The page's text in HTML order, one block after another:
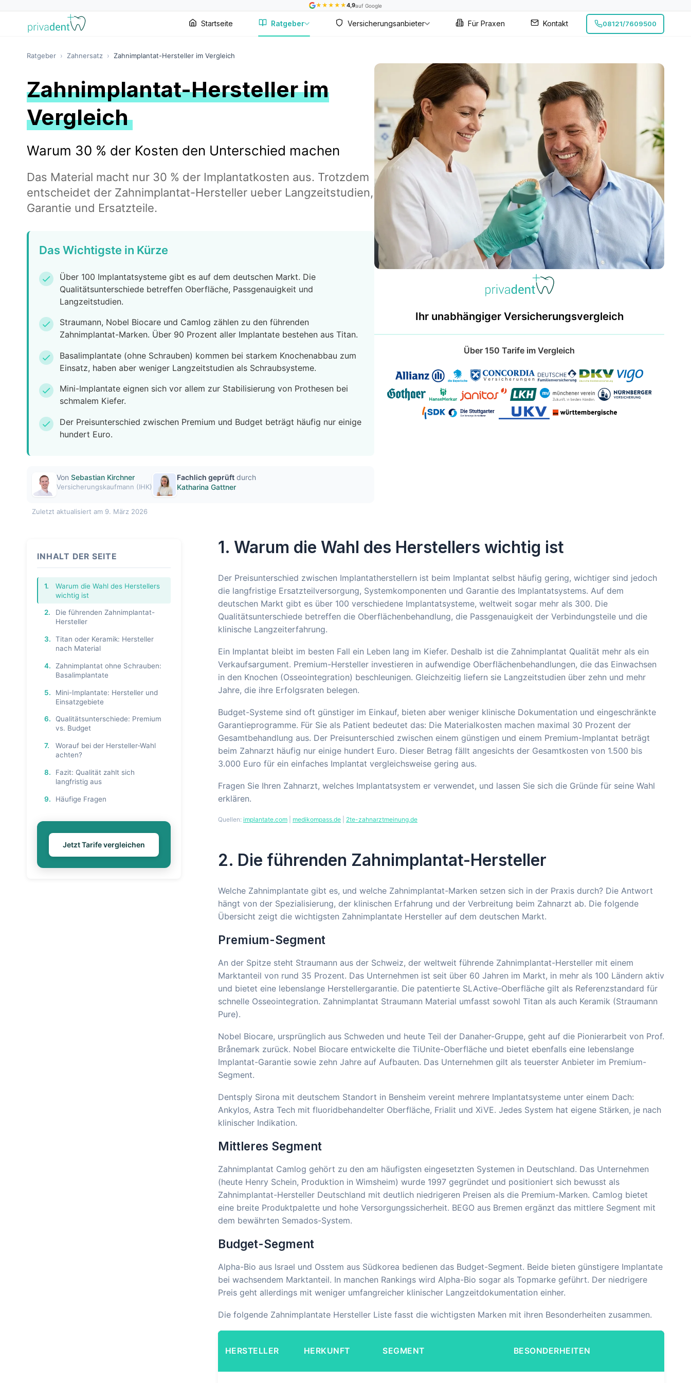
★ ★ ★ ★ ★4,9auf Google
Startseite Ratgeber Versicherungsanbieter Für Praxen Kontakt 08121/7609500
Ratgeber › Zahnersatz › Zahnimplantat-Hersteller im Vergleich
Zahnimplantat-Hersteller im
Vergleich
Warum 30 % der Kosten den Unterschied machen
Das Material macht nur 30 % der Implantatkosten aus. Trotzdem
entscheidet der Zahnimplantat-Hersteller ueber Langzeitstudien,
Garantie und Ersatzteile.
Das Wichtigste in Kürze
check
Über 100 Implantatsysteme gibt es auf dem deutschen Markt. Die
Qualitätsunterschiede betreffen Oberfläche, Passgenauigkeit und
Langzeitstudien.
check
Straumann, Nobel Biocare und Camlog zählen zu den führenden
Zahnimplantat-Marken. Über 90 Prozent aller Implantate bestehen aus Titan.
check
Basalimplantate (ohne Schrauben) kommen bei starkem Knochenabbau zum
Einsatz, haben aber weniger Langzeitstudien als Schraubsysteme.
check
Mini-Implantate eignen sich vor allem zur Stabilisierung von Prothesen bei
schmalem Kiefer.
check
Der Preisunterschied zwischen Premium und Budget beträgt häufig nur einige
hundert Euro.
Von Sebastian Kirchner
Versicherungskaufmann (IHK)
Fachlich geprüft durch
Katharina Gattner
Zuletzt aktualisiert am 9. März 2026
Ihr unabhängiger Versicherungsvergleich
Über 150 Tarife im Vergleich
INHALT DER SEITE
1.
Warum die Wahl des Herstellers
wichtig ist
2.
Die führenden Zahnimplantat-
Hersteller
3.
Titan oder Keramik: Hersteller
nach Material
4.
Zahnimplantat ohne Schrauben:
Basalimplantate
5.
Mini-Implantate: Hersteller und
Einsatzgebiete
6.
Qualitätsunterschiede: Premium
vs. Budget
7.
Worauf bei der Hersteller-Wahl
achten?
8.
Fazit: Qualität zahlt sich
langfristig aus
9. Häufige Fragen
Jetzt Tarife vergleichen
1. Warum die Wahl des Herstellers wichtig ist
Der Preisunterschied zwischen Implantatherstellern ist beim Implantat selbst häufig gering, wichtiger sind jedoch
die langfristige Ersatzteilversorgung, Systemkomponenten und Garantie des Implantatsystems. Auf dem
deutschen Markt gibt es über 100 verschiedene Implantatsysteme, weltweit sogar mehr als 300. Die
Qualitätsunterschiede betreffen die Oberflächenbehandlung, die Passgenauigkeit der Verbindungsteile und die
klinische Langzeiterfahrung.
Ein Implantat bleibt im besten Fall ein Leben lang im Kiefer. Deshalb ist die Zahnimplantat Qualität mehr als ein
Verkaufsargument. Premium-Hersteller investieren in aufwendige Oberflächenbehandlungen, die das Einwachsen
in den Knochen (Osseointegration) beschleunigen. Gleichzeitig liefern sie Langzeitstudien über zehn und mehr
Jahre, die ihre Erfolgsraten belegen.
Budget-Systeme sind oft günstiger im Einkauf, bieten aber weniger klinische Dokumentation und eingeschränkte
Garantieprogramme. Für Sie als Patient bedeutet das: Die Materialkosten machen maximal 30 Prozent der
Gesamtbehandlung aus. Der Preisunterschied zwischen einem günstigen und einem Premium-Implantat beträgt
beim Zahnarzt häufig nur einige hundert Euro. Dieser Betrag fällt angesichts der Gesamtkosten von 1.500 bis
3.000 Euro für ein einfaches Implantat vergleichsweise gering aus.
Fragen Sie Ihren Zahnarzt, welches Implantatsystem er verwendet, und lassen Sie sich die Gründe für seine Wahl
erklären.
Quellen: implantate.com medikompass.de 2te-zahnarztmeinung.de
2. Die führenden Zahnimplantat-Hersteller
Welche Zahnimplantate gibt es, und welche Zahnimplantat-Marken setzen sich in der Praxis durch? Die Antwort
hängt von der Spezialisierung, der klinischen Erfahrung und der Verbreitung beim Zahnarzt ab. Die folgende
Übersicht zeigt die wichtigsten Zahnimplantate Hersteller auf dem deutschen Markt.
Premium-Segment
An der Spitze steht Straumann aus der Schweiz, der weltweit führende Zahnimplantat-Hersteller mit einem
Marktanteil von rund 35 Prozent. Das Unternehmen ist seit über 60 Jahren im Markt, in mehr als 100 Ländern aktiv
und bietet eine lebenslange Herstellergarantie. Die patentierte SLActive-Oberfläche gilt als Referenzstandard für
schnelle Osseointegration. Zahnimplantat Straumann Material umfasst sowohl Titan als auch Keramik (Straumann
Pure).
Nobel Biocare, ursprünglich aus Schweden und heute Teil der Danaher-Gruppe, geht auf die Pionierarbeit von Prof.
Brånemark zurück. Nobel Biocare entwickelte die TiUnite-Oberfläche und bietet ebenfalls eine lebenslange
Implantat-Garantie sowie zehn Jahre auf Aufbauten. Das Unternehmen gilt als teuerster Anbieter im Premium-
Segment.
Dentsply Sirona mit deutschem Standort in Bensheim vereint mehrere Implantatsysteme unter einem Dach:
Ankylos, Astra Tech mit fluoridbehandelter Oberfläche, Frialit und XiVE. Jedes System hat eigene Stärken, je nach
klinischer Indikation.
Mittleres Segment
Zahnimplantat Camlog gehört zu den am häufigsten eingesetzten Systemen in Deutschland. Das Unternehmen
(heute Henry Schein, Produktion in Wimsheim) wurde 1997 gegründet und positioniert sich bewusst als
Zahnimplantat-Hersteller Deutschland mit deutlich niedrigeren Preisen als die Premium-Marken. Camlog bietet
eine breite Produktpalette und hohe Versorgungssicherheit. BEGO aus Bremen ergänzt das mittlere Segment mit
dem bewährten Semados-System.
Budget-Segment
Alpha-Bio aus Israel und Osstem aus Südkorea bedienen das Budget-Segment. Beide bieten günstigere Implantate
bei wachsendem Marktanteil. In manchen Rankings wird Alpha-Bio sogar als Topmarke geführt. Der niedrigere
Preis geht allerdings mit weniger umfangreicher klinischer Langzeitdokumentation einher.
Die folgende Zahnimplantate Hersteller Liste fasst die wichtigsten Marken mit ihren Besonderheiten zusammen.
HERSTELLER HERKUNFT SEGMENT BESONDERHEITEN